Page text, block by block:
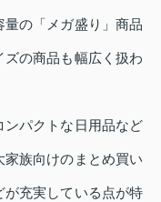
の「メガ盛り」商品
の商品も幅広く扱わ
パクトな日用品など
族向けのまとめ買い
充実している点が特